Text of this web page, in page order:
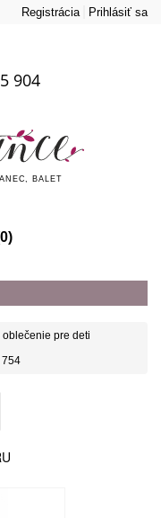
Registrácia Prihlásiť sa
904
BALET
pre deti
754